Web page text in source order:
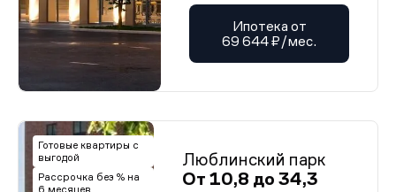
Ипотека от
69 644 ₽/мес.
Готовые квартиры с
выгодой
Рассрочка без % на
6 месяцев
Люблинский парк
От 10,8 до 34,3